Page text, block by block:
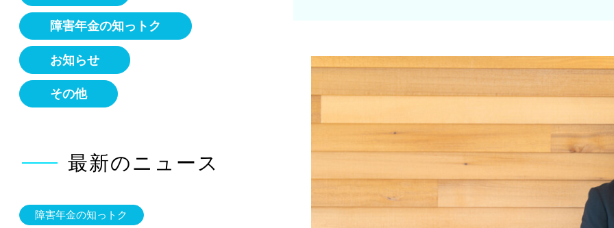
障害年金の知っトク
お知らせ
その他
最新のニュース
障害年金の知っトク